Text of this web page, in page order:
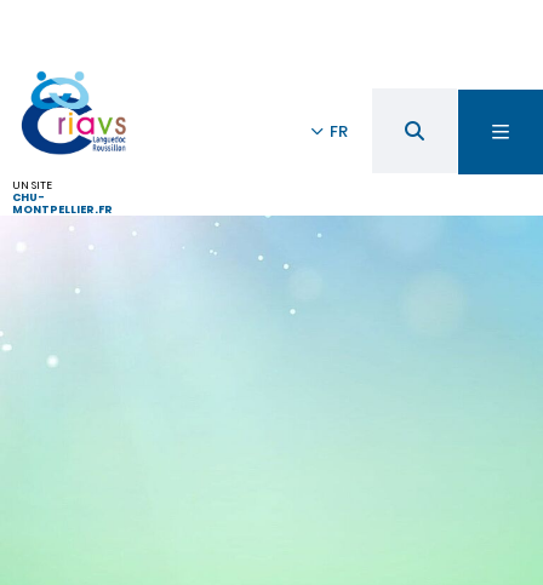
UN SITE
CHU-
MONTPELLIER.FR
FR